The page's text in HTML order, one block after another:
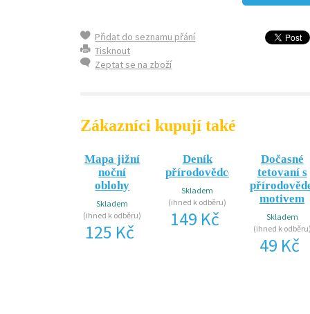
Přidat do seznamu přání
Tisknout
Zeptat se na zboží
Zákazníci kupují také
Mapa jižní
noční
oblohy
Skladem
(ihned k odběru)
125 Kč
Deník
přírodovědce
Skladem
(ihned k odběru)
149 Kč
Dočasné
tetovaní s
motivem
Skladem
(ihned k
49 Kč